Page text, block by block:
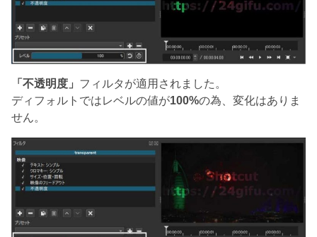
「不透明度」 フィルタが適用されました。
ディフォルトではレベルの値が100%の為、変化はありま
せん。